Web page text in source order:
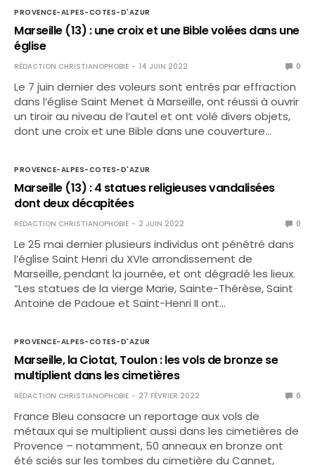
PROVENCE-ALPES-COTES-D'AZUR
Marseille (13) : une croix et une Bible volées dans une
église
RÉDACTION CHRISTIANOPHOBIE 14 JUIN 2022 0
Le 7 juin dernier des voleurs sont entrés par effraction
dans l’église Saint Menet à Marseille, ont réussi à ouvrir
un tiroir au niveau de l’autel et ont volé divers objets,
dont une croix et une Bible dans une couverture…
PROVENCE-ALPES-COTES-D'AZUR
Marseille (13) : 4 statues religieuses vandalisées
dont deux décapitées
RÉDACTION CHRISTIANOPHOBIE 2 JUIN 2022 0
Le 25 mai dernier plusieurs individus ont pénétré dans
l’église Saint Henri du XVIe arrondissement de
Marseille, pendant la journée, et ont dégradé les lieux.
“Les statues de la vierge Marie, Sainte-Thérèse, Saint
Antoine de Padoue et Saint-Henri II ont…
PROVENCE-ALPES-COTES-D'AZUR
Marseille, la Ciotat, Toulon : les vols de bronze se
multiplient dans les cimetières
RÉDACTION CHRISTIANOPHOBIE 27 FÉVRIER 2022 0
France Bleu consacre un reportage aux vols de
métaux qui se multiplient aussi dans les cimetières de
Provence – notamment, 50 anneaux en bronze ont
été sciés sur les tombes du cimetière du Cannet,